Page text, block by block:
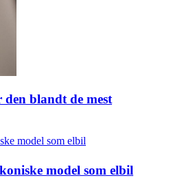
den blandt de mest
model som elbil